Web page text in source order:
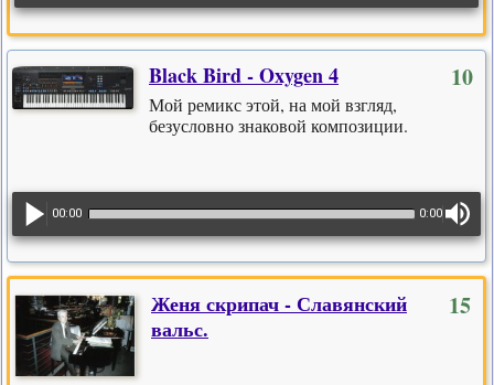
10
Black Bird - Oxygen 4
Мой ремикс этой, на мой взгляд,
безусловно знаковой композиции.
00:00 0:00
15
Женя скрипач - Славянский
вальс.